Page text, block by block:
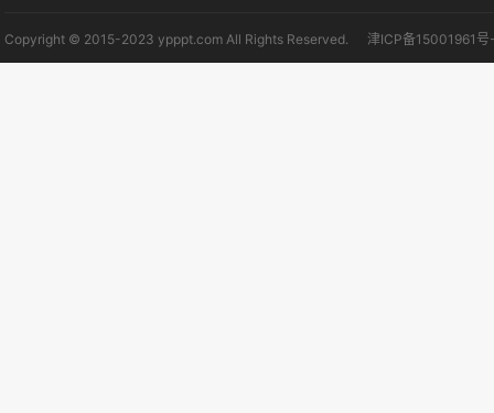
Copyright © 2015-2023 ypppt.com All Rights Reserved. 津ICP备15001961号